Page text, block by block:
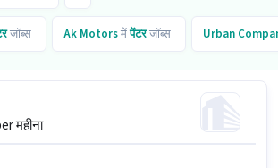
जॉब्स Ak Motorsमेंपेंटरजॉब्स Urban
महीना